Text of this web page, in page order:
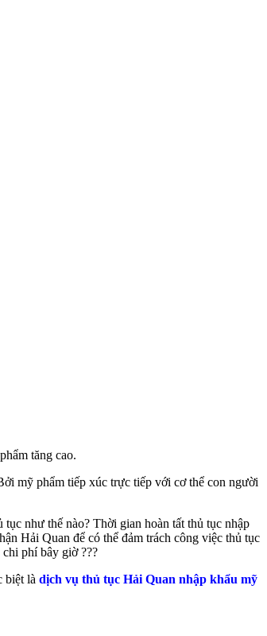
tăng cao.
mỹ phẩm tiếp xúc trực tiếp với cơ thể con người
như thế nào? Thời gian hoàn tất thủ tục nhập
Hải Quan để có thể đảm trách công việc thủ tục
phí bây giờ ???
biệt là dịch vụ thủ tục Hải Quan nhập khẩu mỹ